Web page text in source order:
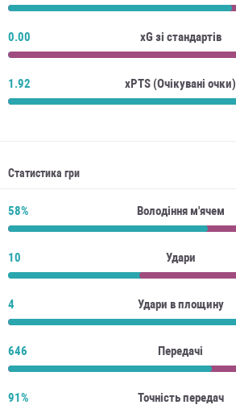
0.00 xG зі стандартів
1.92 xPTS (Очікувані очки)
Статистика гри
58% Володіння м'ячем
10 Удари
4 Удари в площину
646 Передачі
91% Точність передач